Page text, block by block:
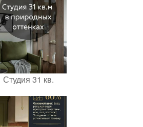
Студия 31 кв.